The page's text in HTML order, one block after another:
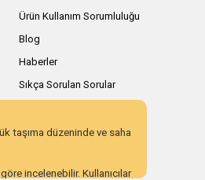
Ürün Kullanım Sorumluluğu
Blog
Haberler
Sıkça Sorulan Sorular
taşıma düzeninde ve saha
incelenebilir. Kullanıcılar